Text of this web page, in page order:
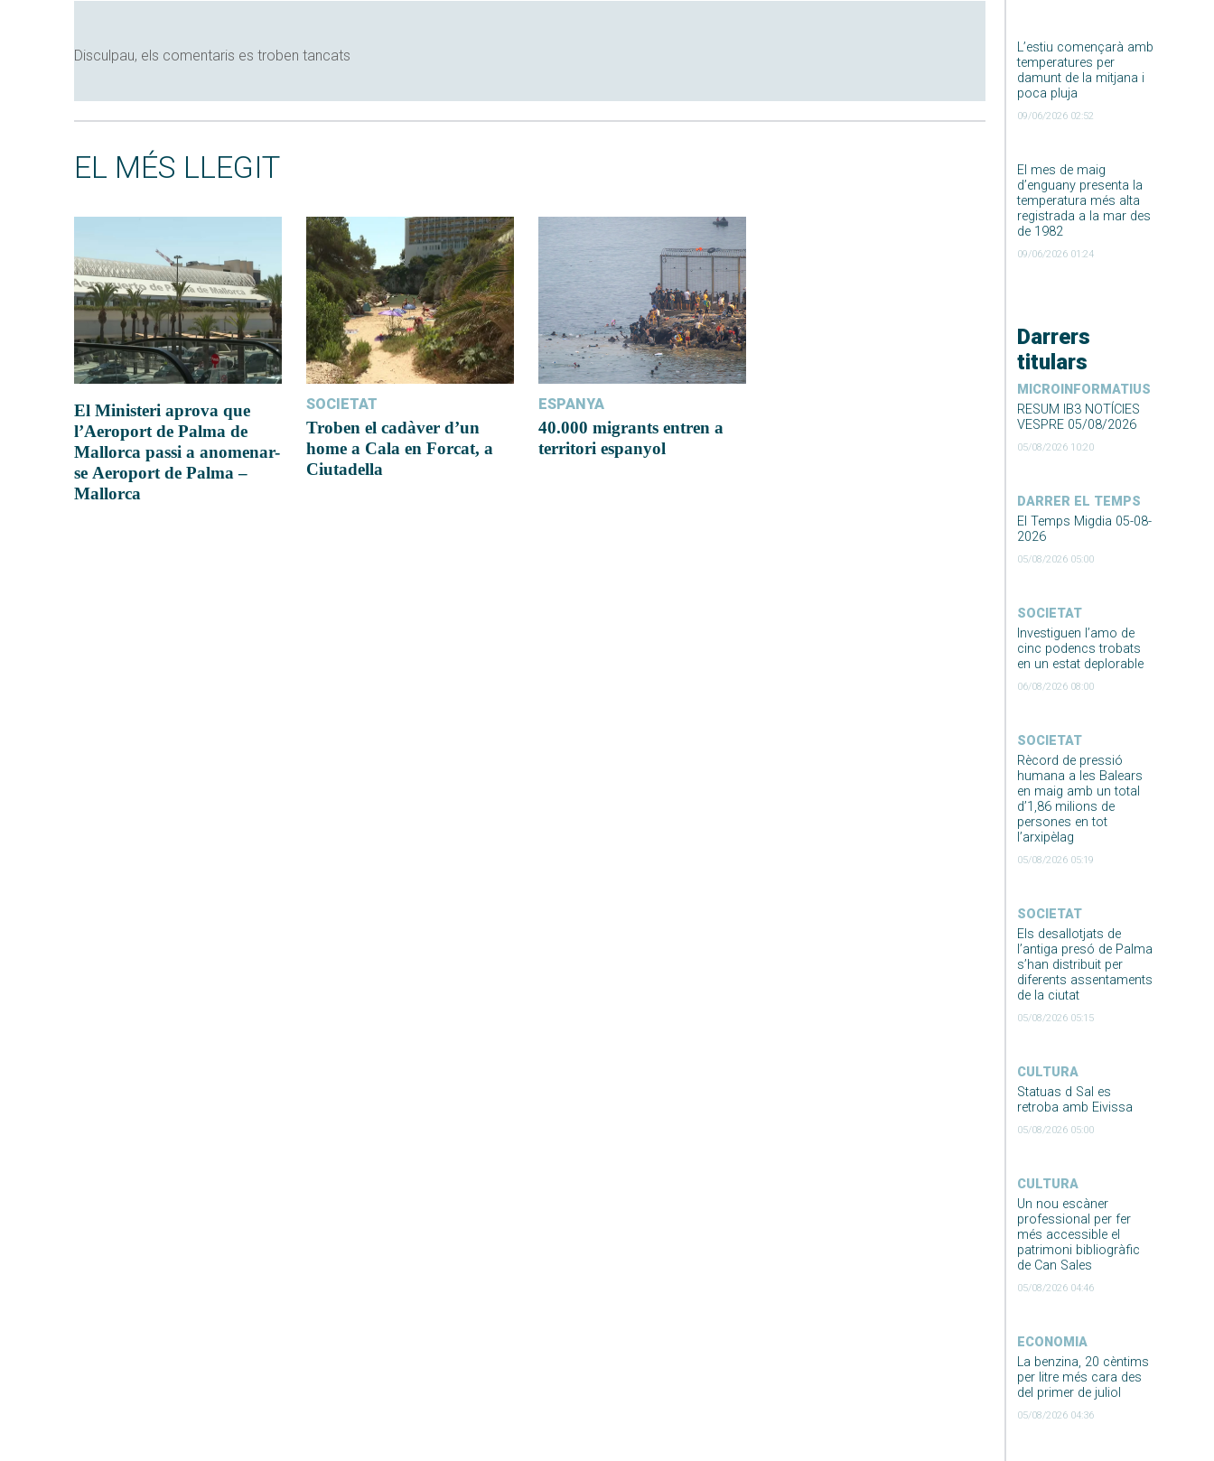
L’estiu començarà amb
temperatures per
damunt de la mitjana i
poca pluja
09/06/2026 02:52
El mes de maig
d’enguany presenta la
temperatura més alta
registrada a la mar des
de 1982
09/06/2026 01:24
Darrers
titulars
MICROINFORMATIUS
RESUM IB3 NOTÍCIES
VESPRE 05/08/2026
05/08/2026 10:20
DARRER EL TEMPS
El Temps Migdia 05-08-
2026
05/08/2026 05:00
SOCIETAT
Investiguen l’amo de
cinc podencs trobats
en un estat deplorable
06/08/2026 08:00
SOCIETAT
Rècord de pressió
humana a les Balears
en maig amb un total
d’1,86 milions de
persones en tot
l’arxipèlag
05/08/2026 05:19
SOCIETAT
Els desallotjats de
l’antiga presó de Palma
s’han distribuit per
diferents assentaments
de la ciutat
05/08/2026 05:15
CULTURA
Statuas d Sal es
retroba amb Eivissa
05/08/2026 05:00
CULTURA
Un nou escàner
professional per fer
més accessible el
patrimoni bibliogràfic
de Can Sales
05/08/2026 04:46
ECONOMIA
La benzina, 20 cèntims
per litre més cara des
del primer de juliol
05/08/2026 04:36
Disculpau, els comentaris es troben tancats
EL MÉS LLEGIT
El Ministeri aprova que
l’Aeroport de Palma de
Mallorca passi a anomenar-
se Aeroport de Palma –
Mallorca
SOCIETAT
Troben el cadàver d’un
home a Cala en Forcat, a
Ciutadella
ESPANYA
40.000 migrants entren a
territori espanyol